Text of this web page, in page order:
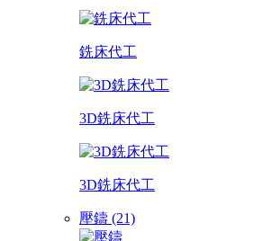
銑床代工
3D銑床代工
3D銑床代工
壓鑄 (21)